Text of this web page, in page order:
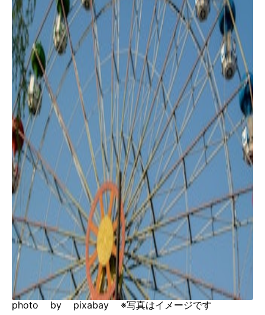
photo by pixabay ※写真はイメージです